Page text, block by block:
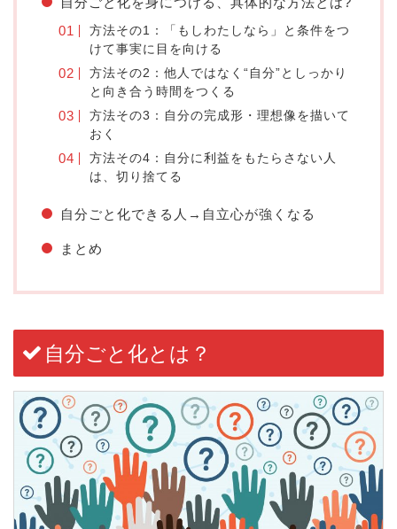
方法その1：「もしわたしなら」と条件をつ
けて事実に目を向ける
方法その2：他人ではなく“自分”としっかり
と向き合う時間をつくる
方法その3：自分の完成形・理想像を描いて
おく
方法その4：自分に利益をもたらさない人
は、切り捨てる
自分ごと化できる人→自立心が強くなる
まとめ
自分ごと化とは？